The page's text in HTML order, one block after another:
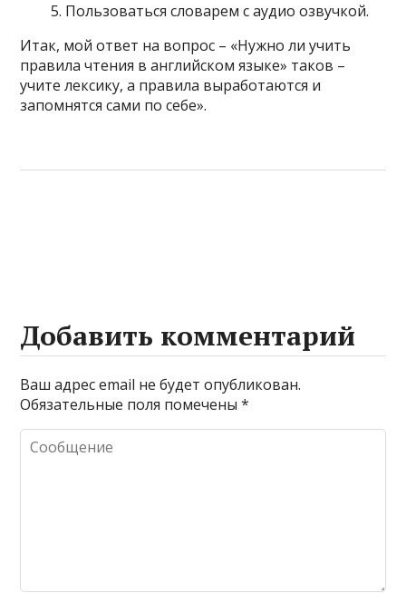
Пользоваться словарем с аудио озвучкой.
Итак, мой ответ на вопрос – «Нужно ли учить
правила чтения в английском языке» таков –
учите лексику, а правила выработаются и
запомнятся сами по себе».
Добавить комментарий
Ваш адрес email не будет опубликован.
Обязательные поля помечены*